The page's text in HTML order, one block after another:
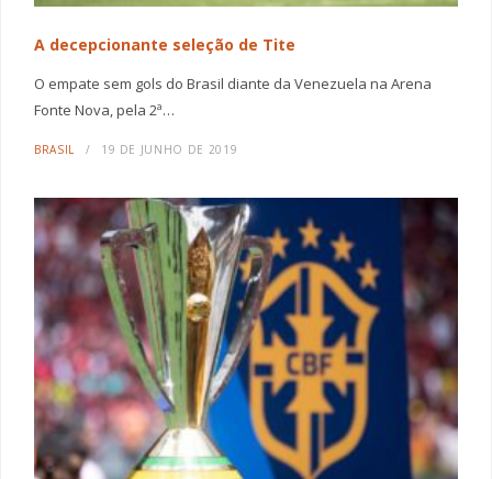
A decepcionante seleção de Tite
O empate sem gols do Brasil diante da Venezuela na Arena
Fonte Nova, pela 2ª…
BRASIL 19 DE JUNHO DE 2019